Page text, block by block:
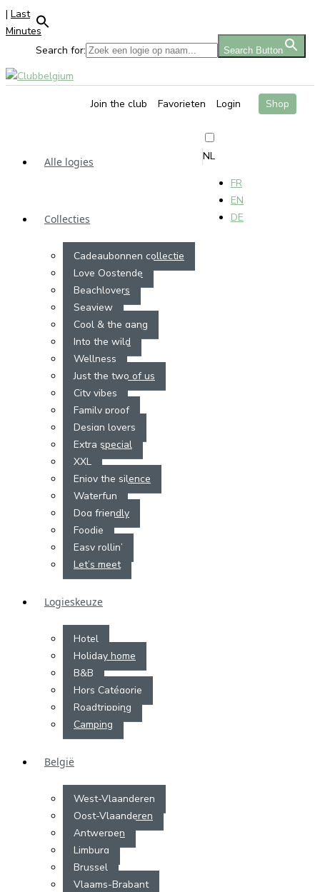
Search for: Search Button
| Last
Minutes
Join the club Favorieten Login Shop
Alle logies
Collecties
Cadeaubonnen collectie
Love Oostende
Beachlovers
Seaview
Cool & the gang
Into the wild
Wellness
Just the two of us
City vibes
Family proof
Design lovers
Extra special
XXL
Enjoy the silence
Waterfun
Dog friendly
Foodie
Easy rollin’
Let’s meet
Logieskeuze
Hotel
Holiday home
B&B
Hors Catégorie
Roadtripping
Camping
België
West-Vlaanderen
Oost-Vlaanderen
Antwerpen
Limburg
Brussel
Vlaams-Brabant
NL
FR
EN
DE